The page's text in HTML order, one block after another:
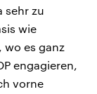
sehr zu
wie
wo es ganz
engagieren,
vorne